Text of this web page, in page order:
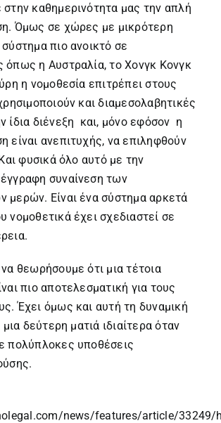
καθημερινότητα μας την απλή
Όμως σε χώρες με μικρότερη
πιο ανοικτό σε
όπως η Αυστραλία, το Χονγκ Κονγκ
η νομοθεσία επιτρέπει στους
και διαμεσολαβητικές
ίδια διένεξη και, μόνο εφόσον η
είναι ανεπιτυχής, να επιληφθούν
φυσικά όλο αυτό με την
συναίνεση των
μερών. Είναι ένα σύστημα αρκετά
νομοθετικά έχει σχεδιαστεί σε
θεωρήσουμε ότι μια τέτοια
πιο αποτελεσματική για τους
Έχει όμως και αυτή τη δυναμική
μια δεύτερη ματιά ιδιαίτερα όταν
πολύπλοκες υποθέσεις
news/features/article/33249/